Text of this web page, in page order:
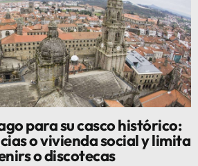
para su casco histórico:
o vivienda social y limita
o discotecas